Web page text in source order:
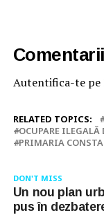
Autentifica-te pe
RELATED TOPICS:
OCUPARE
PRIMARIA
DON'T MISS
Un nou plan
pus în